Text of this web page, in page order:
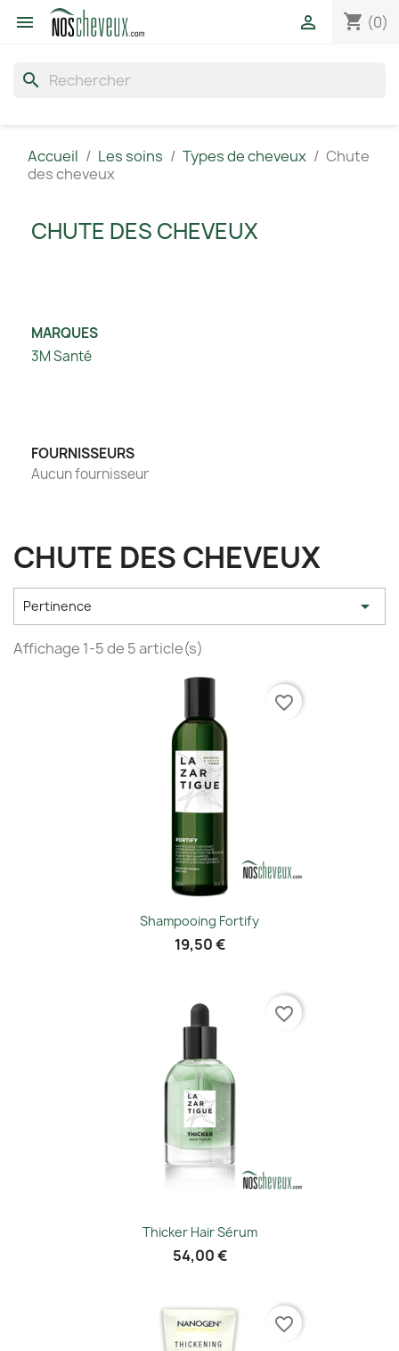
 shopping_cart (0)

search
Accueil Les soins Types de cheveux
Chute
des cheveux
CHUTE DES CHEVEUX
MARQUES
3M Santé
FOURNISSEURS
Aucun fournisseur
CHUTE DES CHEVEUX
Pertinence 
Affichage 1-5 de 5 article(s)
Shampooing Fortify
19,50 €
favorite_border
Thicker Hair Sérum
54,00 €
favorite_border
favorite_border